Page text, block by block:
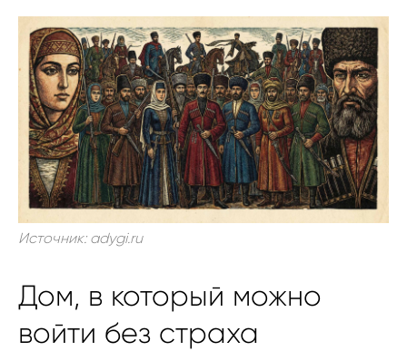
Источник: adygi.ru
Дом, в который можно
войти без страха